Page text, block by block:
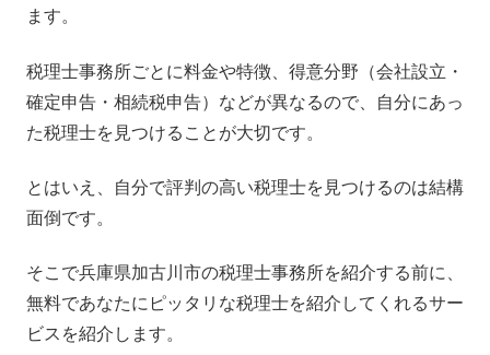
ます。
税理士事務所ごとに料金や特徴、得意分野（会社設立・
確定申告・相続税申告）などが異なるので、自分にあっ
た税理士を見つけることが大切です。
とはいえ、自分で評判の高い税理士を見つけるのは結構
面倒です。
そこで兵庫県加古川市の税理士事務所を紹介する前に、
無料であなたにピッタリな税理士を紹介してくれるサー
ビスを紹介します。